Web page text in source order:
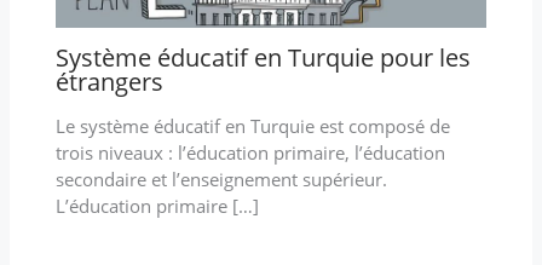
Système éducatif en Turquie pour les
étrangers
Le système éducatif en Turquie est composé de
trois niveaux : l’éducation primaire, l’éducation
secondaire et l’enseignement supérieur.
L’éducation primaire […]